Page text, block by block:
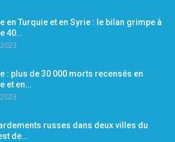
en Turquie et en Syrie : le bilan grimpe à
40…
: plus de 30 000 morts recensés en
et en…
russes dans deux villes du
de…